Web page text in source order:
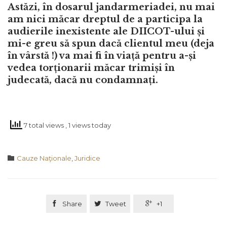
Astăzi, în dosarul jandarmeriadei, nu mai
am nici măcar dreptul de a participa la
audierile inexistente ale DIICOT-ului și
mi-e greu să spun dacă clientul meu (deja
în vârstă !) va mai fi în viață pentru a-și
vedea torționarii măcar trimiși în
judecată, dacă nu condamnați.
7 total views , 1 views today
 Category
Cauze Naţionale Juridice
 Share  Tweet  +1